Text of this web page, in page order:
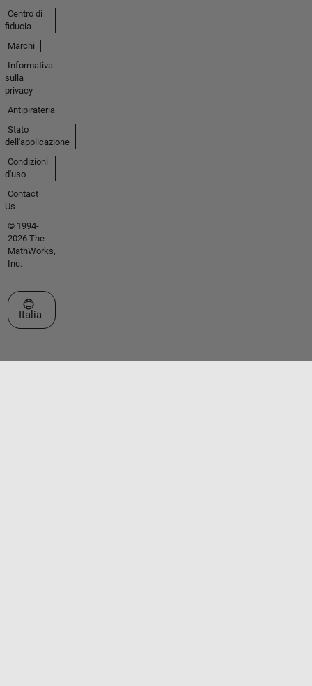
Centro di
fiducia
Marchi
Informativa
sulla
privacy
Antipirateria
Stato
dell'applicazione
Condizioni
d'uso
Contact
Us
© 1994-
2026 The
MathWorks,
Inc.
Seleziona un sito web
Italia